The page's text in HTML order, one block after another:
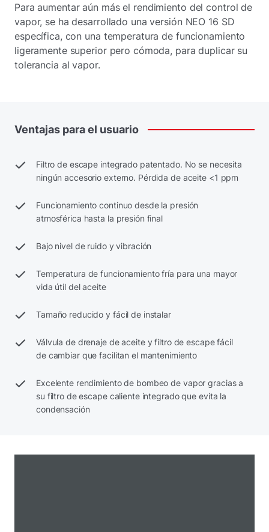
Para aumentar aún más el rendimiento del control de
vapor, se ha desarrollado una versión NEO 16 SD
específica, con una temperatura de funcionamiento
ligeramente superior pero cómoda, para duplicar su
tolerancia al vapor.
Ventajas parael usuario
Filtro de escape integrado patentado. No se necesita
ningún accesorio externo. Pérdida de aceite <1 ppm
Funcionamiento continuo desde la presión
atmosférica hasta la presión final
Bajo nivel de ruido y vibración
Temperatura de funcionamiento fría para una mayor
vida útil del aceite
Tamaño reducido y fácil de instalar
Válvula de drenaje de aceite y filtro de escape fácil
de cambiar que facilitan el mantenimiento
Excelente rendimiento de bombeo de vapor gracias a
su filtro de escape caliente integrado que evita la
condensación